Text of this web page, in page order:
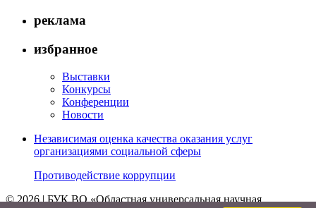
реклама
избранное
Выставки
Конкурсы
Конференции
Новости
Независимая оценка качества оказания услуг
организациями социальной сферы
Противодействие коррупции
© 2026 | БУК ВО «Областная универсальная научная